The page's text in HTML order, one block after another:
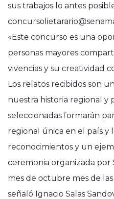
sus trabajos lo antes
«Este concurso es una
personas mayores
vivencias y su creatividad
Los relatos recibidos son
nuestra historia regional y
seleccionadas formarán
regional única en el país y
reconocimientos y un
ceremonia organizada por
mes de octubre mes de las
señaló Ignacio Salas